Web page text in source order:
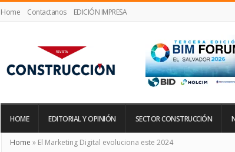
Home Contactanos EDICIÓN IMPRESA
Construcción
HOME EDITORIAL Y OPINIÓN SECTOR CONSTRUCCIÓN
Home » El Marketing Digital evoluciona este 2024